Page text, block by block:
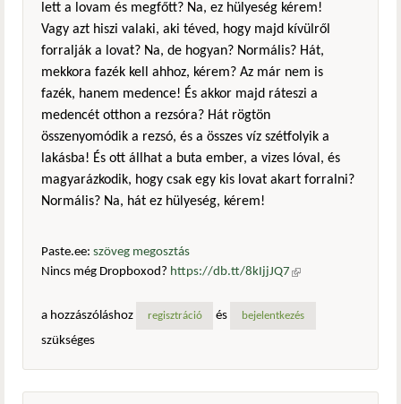
lett a lovam és megfőtt? Na, ez hülyeség kérem!
Vagy azt hiszi valaki, aki téved, hogy majd kívülről
forralják a lovat? Na, de hogyan? Normális? Hát,
mekkora fazék kell ahhoz, kérem? Az már nem is
fazék, hanem medence! És akkor majd ráteszi a
medencét otthon a rezsóra? Hát rögtön
összenyomódik a rezsó, és a összes víz szétfolyik a
lakásba! És ott állhat a buta ember, a vizes lóval, és
magyarázkodik, hogy csak egy kis lovat akart forralni?
Normális? Na, hát ez hülyeség, kérem!
Paste.ee: szöveg megosztás
Nincs még Dropboxod? https://db.tt/8kIjjJQ7 (külső
a hozzászóláshoz
regisztráció és bejelentkezés
szükséges